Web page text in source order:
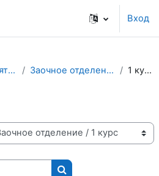
Вход
Расписание занятий Заочное отделение 1 курс